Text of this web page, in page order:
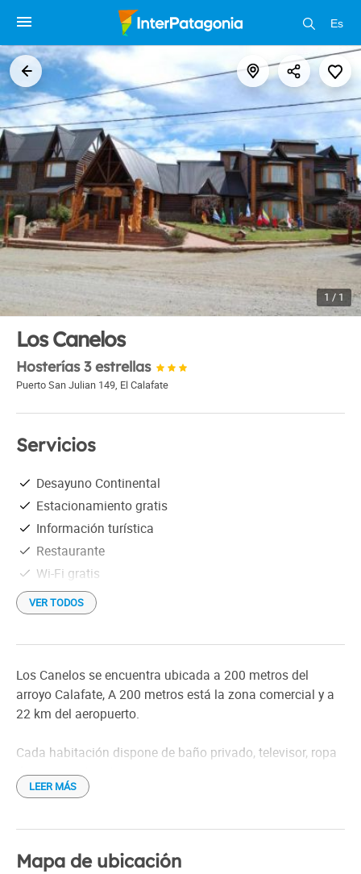
Es
1 / 1
Los Canelos
Hosterías 3 estrellas
Puerto San Julian 149, El Calafate
Servicios
Desayuno Continental
Estacionamiento gratis
Información turística
Restaurante
Wi-Fi gratis
VER TODOS
Los Canelos se encuentra ubicada a 200 metros del
arroyo Calafate, A 200 metros está la zona comercial y a
22 km del aeropuerto.
Cada habitación dispone de baño privado, televisor, ropa
de cama, entre otros.
LEER MÁS
Mapa de ubicación